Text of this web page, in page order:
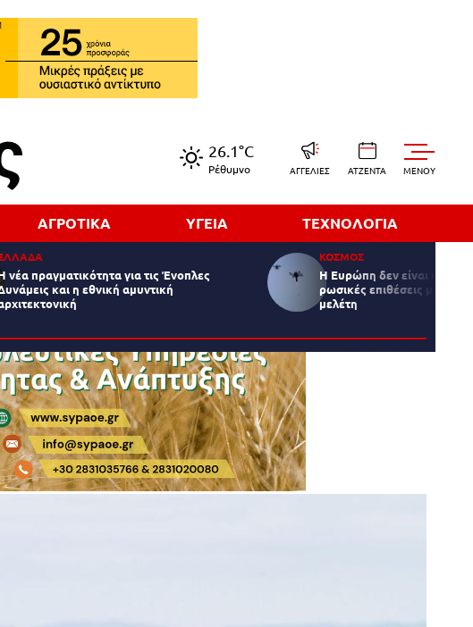
26.1°C
Ρέθυμνο ΑΓΓΕΛΙΕΣ ΑΤΖΕΝΤΑ
ΑΓΡΟΤΙΚΑ ΥΓΕΙΑ ΤΕΧΝΟΛΟΓΙΑ
νέα πραγματικότητα για τις Ένοπλες
και η εθνική αμυντική
ΚΟΣΜΟΣ
Η Ευρώπη δεν είναι
ρωσικές επιθέσεις με
μελέτη
MENOY